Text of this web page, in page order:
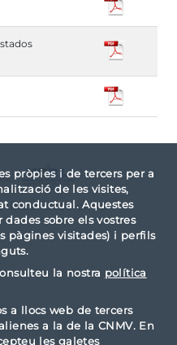
pròpies i de tercers per a
de les visites,
conductual. Aquestes
sobre els vostres
pàgines visitades) i perfils
la nostra política
a llocs web de tercers
a la de la CNMV. En
les galetes
basándose en la